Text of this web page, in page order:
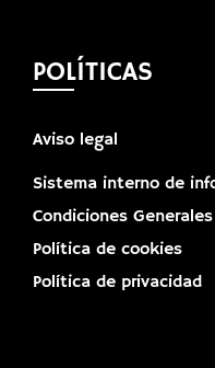
POLÍTICAS
Aviso legal
Sistema interno de
Condiciones Generales
Política de cookies
Política de privacidad